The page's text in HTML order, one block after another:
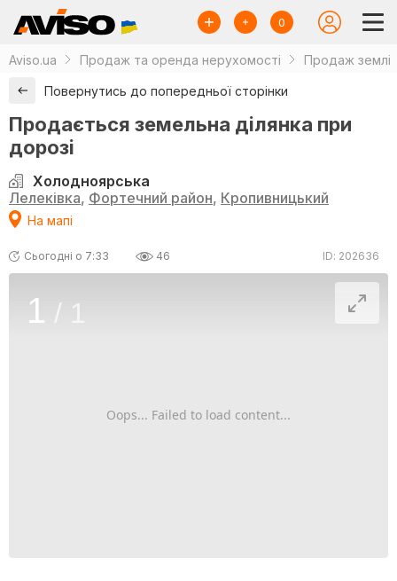
0
Aviso.ua Продаж та оренда нерухомості Продаж землі
Повернутись до попередньої сторінки
Продається земельна ділянка при
дорозі
Холодноярська
Лелеківка, Фортечний район, Кропивницький
На мапі
Сьогодні о 7:33 46 ID: 202636
Oops... Failed to load content...
1 / 1